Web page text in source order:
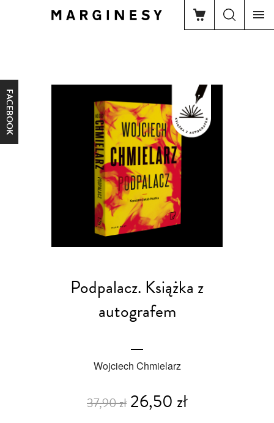
FACEBOOK
Podpalacz. Książka z
autografem
Wojciech Chmielarz
37,90 zł26,50 zł